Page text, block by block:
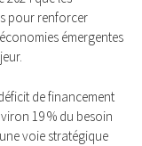
pour renforcer
émergentes
de financement
19 % du besoin
voie stratégique